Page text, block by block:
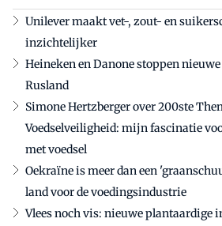
Unilever maakt vet-, zout- en
inzichtelijker
Heineken en Danone stoppen
Rusland
Simone Hertzberger over 200ste
Voedselveiligheid: mijn fascinatie
met voedsel
Oekraïne is meer dan een
land voor de voedingsindustrie
Vlees noch vis: nieuwe plantaardige